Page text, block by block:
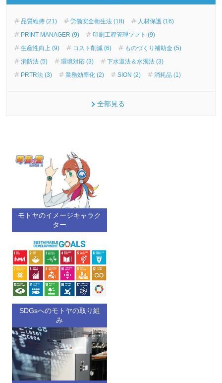
品質維持 (21) 労働安全衛生法 (18)
人材保護 (16)
PRINT MANAGER (9)
印刷工程管理ソフト (9)
生産性向上 (9)
コスト削減 (6)
ものづくり補助金 (5)
消防法 (5)
環境対応 (3)
下水道法＆水濁法 (3)
PRTR法 (3)
業務効率化 (2) SION (2) 消耗品 (1)
全部見る
モトヤのイメージキャラク
ター
SDGsへのモトヤの取り組
み